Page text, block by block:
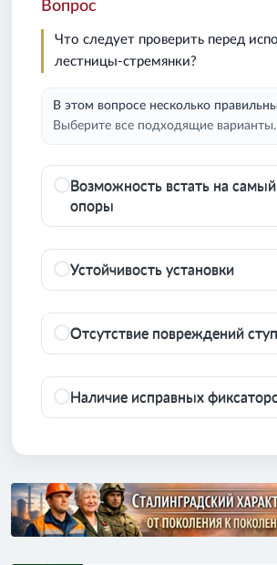
Вопрос
Что следует проверить перед
лестницы-стремянки?
В этом вопросе несколько
Выберите все подходящие варианты.
Возможность встать на самый
опоры
Устойчивость установки
Отсутствие повреждений
Наличие исправных